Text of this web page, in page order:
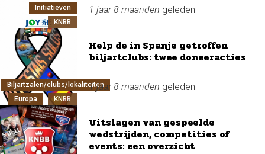
Initiatieven
KNBB
1 jaar 8 maanden geleden
Biljartzalen/clubs/lokaliteiten
Europa
KNBB
Help de in Spanje getroffen
biljartclubs: twee doneeracties
1 jaar 8 maanden geleden
Uitslagen van gespeelde
wedstrijden, competities of
events: een overzicht